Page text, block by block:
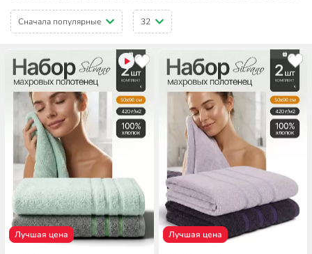
Сначала популярные 32
Лучшая цена Лучшая цена